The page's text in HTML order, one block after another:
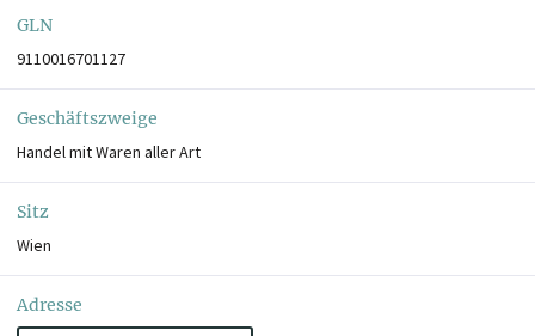
GLN
9110016701127
Geschäftszweige
Handel mit Waren aller Art
Sitz
Wien
Adresse